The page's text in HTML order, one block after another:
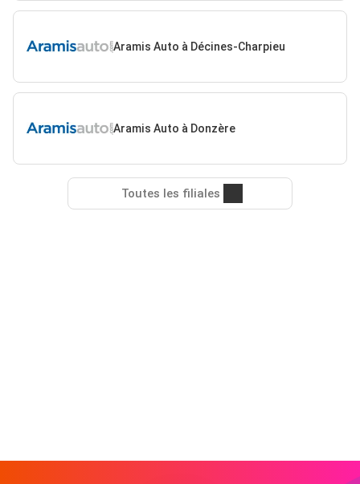
Aramis Auto à Décines-Charpieu
Aramis Auto à Donzère
Toutes les filiales